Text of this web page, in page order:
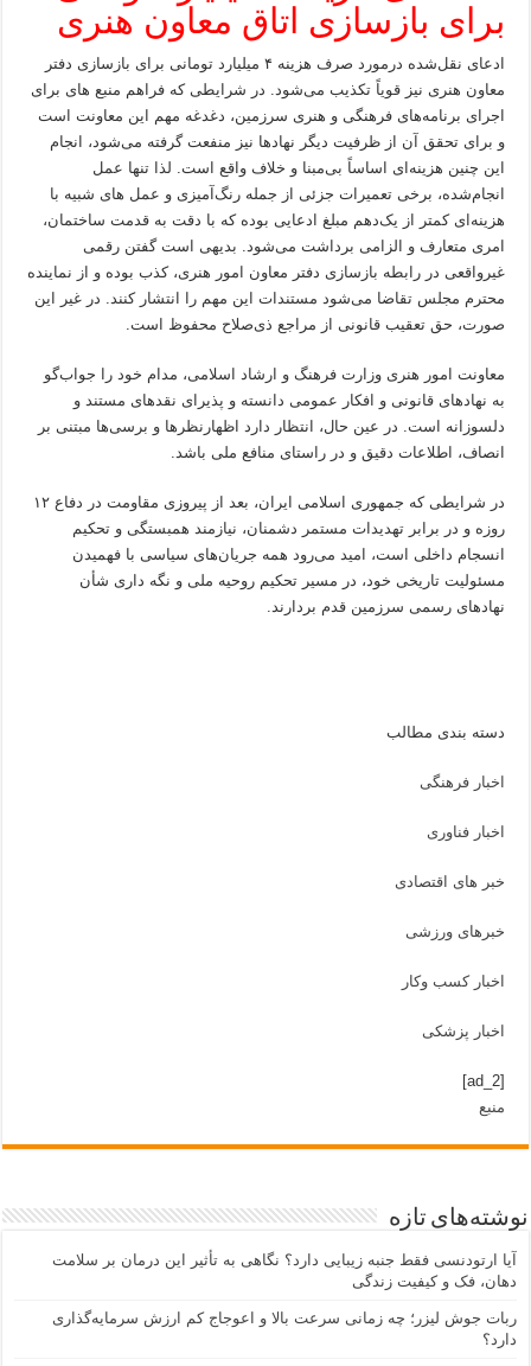
برای بازسازی اتاق معاون هنری
ادعای نقل‌شده درمورد صرف هزینه ۴ میلیارد تومانی برای بازسازی دفتر
معاون هنری نیز قویاً تکذیب می‌شود. در شرایطی که فراهم منبع های برای
اجرای برنامه‌های فرهنگی و هنری سرزمین، دغدغه مهم این معاونت است
و برای تحقق آن از ظرفیت دیگر نهادها نیز منفعت گرفته می‌شود، انجام
این چنین هزینه‌ای اساساً بی‌مبنا و خلاف واقع است. لذا تنها عمل
انجام‌شده، برخی تعمیرات جزئی از جمله رنگ‌آمیزی و عمل های شبیه با
هزینه‌ای کمتر از یک‌دهم مبلغ ادعایی بوده که با دقت به قدمت ساختمان،
امری متعارف و الزامی برداشت می‌شود. بدیهی است گفتن رقمی
غیرواقعی در رابطه بازسازی دفتر معاون امور هنری، کذب بوده و از نماینده
محترم مجلس تقاضا می‌شود مستندات این مهم را انتشار کنند. در غیر این
صورت، حق تعقیب قانونی از مراجع ذی‌صلاح محفوظ است.
معاونت امور هنری وزارت فرهنگ و ارشاد اسلامی، مدام خود را جواب‌گو
به نهادهای قانونی و افکار عمومی دانسته و پذیرای نقدهای مستند و
دلسوزانه است. در عین حال، انتظار دارد اظهارنظرها و برسی‌ها مبتنی بر
انصاف، اطلاعات دقیق و در راستای منافع ملی باشد.
در شرایطی که جمهوری اسلامی ایران، بعد از پیروزی مقاومت در دفاع ۱۲
روزه و در برابر تهدیدات مستمر دشمنان، نیازمند همبستگی و تحکیم
انسجام داخلی است، امید می‌رود همه جریان‌های سیاسی با فهمیدن
مسئولیت تاریخی خود، در مسیر تحکیم روحیه ملی و نگه داری شأن
نهادهای رسمی سرزمین قدم بردارند.
دسته بندی مطالب
اخبار فرهنگی
اخبار فناوری
خبر های اقتصادی
خبرهای ورزشی
اخبار کسب وکار
اخبار پزشکی
[ad_2]
منبع
نوشته‌های تازه
آیا ارتودنسی فقط جنبه زیبایی دارد؟ نگاهی به تأثیر این درمان بر سلامت
دهان، فک و کیفیت زندگی
ربات جوش لیزر؛ چه زمانی سرعت بالا و اعوجاج کم ارزش سرمایه‌گذاری
دارد؟